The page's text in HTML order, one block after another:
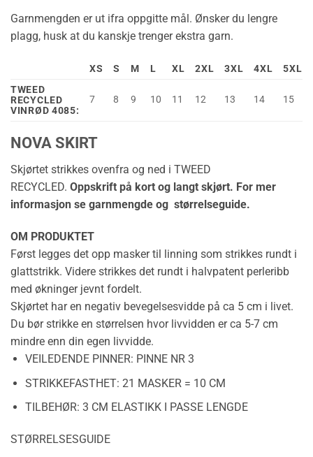
Garnmengden er ut ifra oppgitte mål. Ønsker du lengre
plagg, husk at du kanskje trenger ekstra garn.
XS S M L XL 2XL 3XL 4XL
5XL
TWEED
RECYCLED
VINRØD 4085:
7 8 9 10 11 12 13 14 15
NOVA SKIRT
Skjørtet strikkes ovenfra og ned i TWEED
RECYCLED. Oppskrift på kort og langt skjørt. For mer
informasjon se garnmengde og størrelseguide.
OM PRODUKTET
Først legges det opp masker til linning som strikkes rundt i
glattstrikk. Videre strikkes det rundt i halvpatent perleribb
med økninger jevnt fordelt.
Skjørtet har en negativ bevegelsesvidde på ca 5 cm i livet.
Du bør strikke en størrelsen hvor livvidden er ca 5-7 cm
mindre enn din egen livvidde.
VEILEDENDE PINNER: PINNE NR 3
STRIKKEFASTHET: 21 MASKER = 10 CM
TILBEHØR: 3 CM ELASTIKK I PASSE LENGDE
STØRRELSESGUIDE